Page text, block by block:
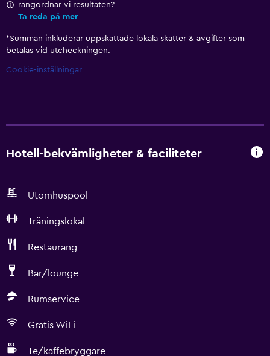
rangordnar vi resultaten?
Ta reda på mer
*Summan inkluderar uppskattade lokala skatter & avgifter som
betalas vid utcheckningen.
Cookie-inställningar
Hotell-bekvämligheter & faciliteter
Utomhuspool
Träningslokal
Restaurang
Bar/lounge
Rumservice
Gratis WiFi
Te/kaffebryggare